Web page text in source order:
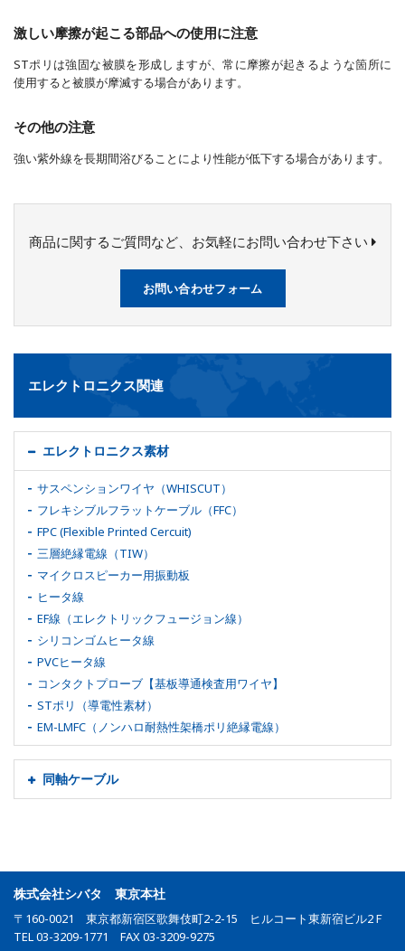
激しい摩擦が起こる部品への使用に注意
STポリは強固な被膜を形成しますが、常に摩擦が起きるような箇所に
使用すると被膜が摩滅する場合があります。
その他の注意
強い紫外線を長期間浴びることにより性能が低下する場合があります。
商品に関するご質問など、お気軽にお問い合わせ下さい
お問い合わせフォーム
エレクトロニクス関連
エレクトロニクス素材
サスペンションワイヤ（WHISCUT）
フレキシブルフラットケーブル（FFC）
FPC (Flexible Printed Cercuit)
三層絶縁電線（TIW）
マイクロスピーカー用振動板
ヒータ線
EF線（エレクトリックフュージョン線）
シリコンゴムヒータ線
PVCヒータ線
コンタクトプローブ【基板導通検査用ワイヤ】
STポリ（導電性素材）
EM-LMFC（ノンハロ耐熱性架橋ポリ絶縁電線）
同軸ケーブル
株式会社シバタ 東京本社
〒160-0021 東京都新宿区歌舞伎町2-2-15 ヒルコート東新宿ビル2Ｆ
TEL 03-3209-1771 FAX 03-3209-9275